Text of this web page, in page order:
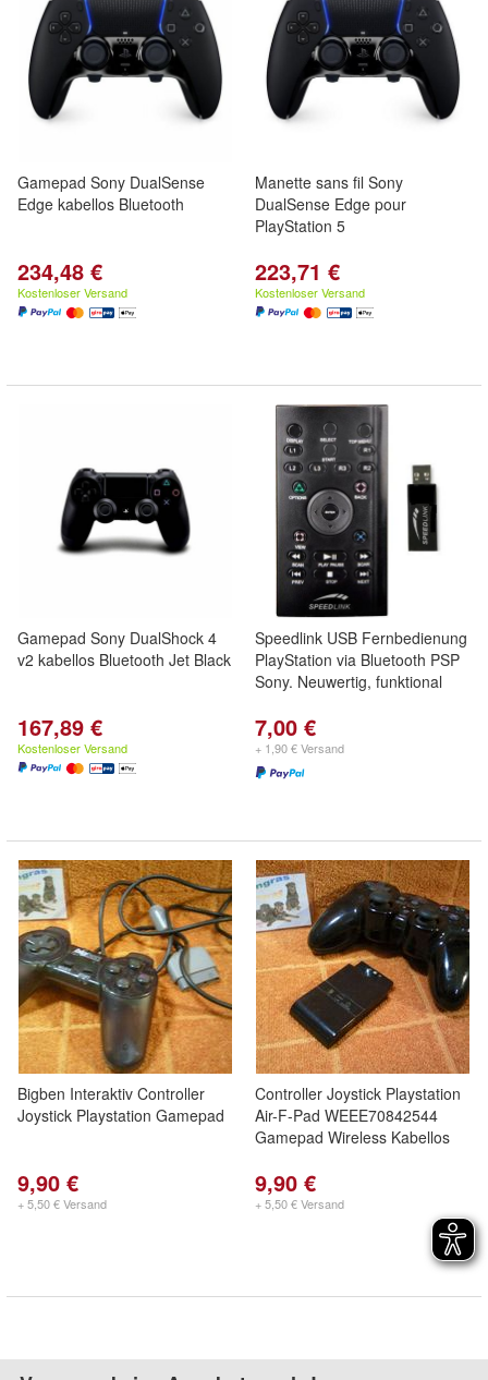
Gamepad Sony DualSense
Edge kabellos Bluetooth
234,48 €
Kostenloser Versand
Manette sans fil Sony
DualSense Edge pour
PlayStation 5
223,71 €
Kostenloser Versand
Gamepad Sony DualShock 4
v2 kabellos Bluetooth Jet Black
167,89 €
Kostenloser Versand
Speedlink USB Fernbedienung
PlayStation via Bluetooth PSP
Sony. Neuwertig, funktional
7,00 €
+ 1,90 € Versand
Bigben Interaktiv Controller
Joystick Playstation Gamepad
9,90 €
+ 5,50 € Versand
Controller Joystick Playstation
Air-F-Pad WEEE70842544
Gamepad Wireless Kabellos
9,90 €
+ 5,50 € Versand